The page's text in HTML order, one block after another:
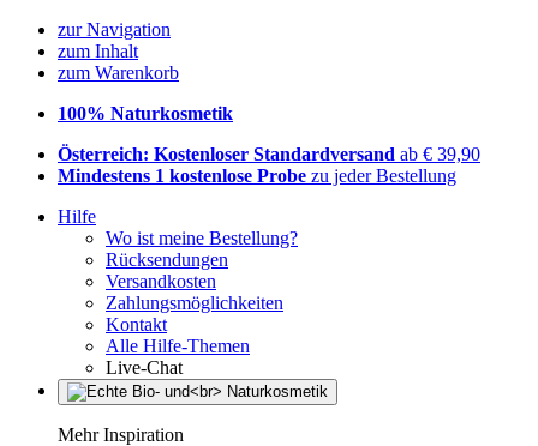
zur Navigation
zum Inhalt
zum Warenkorb
100% Naturkosmetik
Österreich: Kostenloser Standardversand ab € 39,90
Mindestens 1 kostenlose Probe zu jeder Bestellung
Hilfe
Wo ist meine Bestellung?
Rücksendungen
Versandkosten
Zahlungsmöglichkeiten
Kontakt
Alle Hilfe-Themen
Live-Chat
Mehr Inspiration